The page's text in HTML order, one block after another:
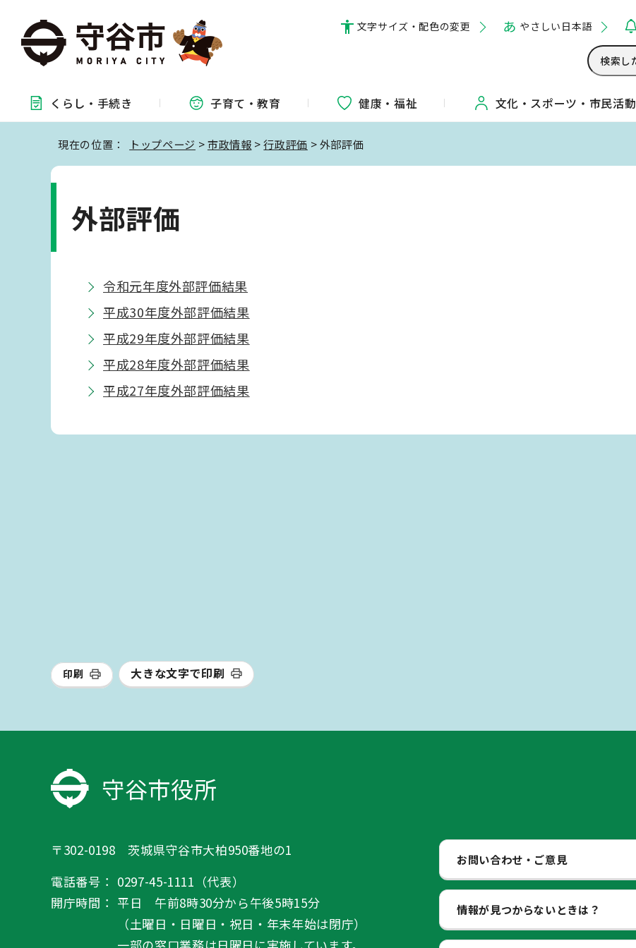
文字サイズ・配色の変更 やさしい日本語
くらし・ 手続き 子育て・教育 健康・福祉 文化・ スポーツ・ 市民活動
現在の位置： トップページ >市政情報 >行政評価 > 外部評価
外部評価
令和元年度外部評価結果
平成30年度外部評価結果
平成29年度外部評価結果
平成28年度外部評価結果
平成27年度外部評価結果
印刷 大きな文字で印刷
守谷市役所
〒302-0198 茨城県守谷市大柏950番地の1
電話番号： 0297-45-1111（代表）
開庁時間： 平日 午前8時30分から午後5時15分
（土曜日・日曜日・祝日・年末年始は閉庁）
お問い合わせ・ご意見
情報が見つからないときは？